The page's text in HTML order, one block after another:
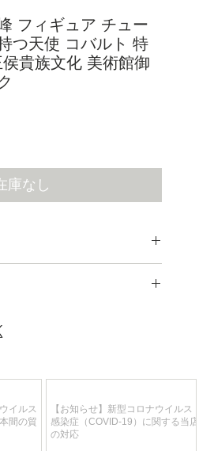
フィギュア チュー
つ天使 コバルト 特
貴族文化 美術館御
庫なし
Flickr Photo Gallery】
イルス
間の貿
【お知らせ】新型コロナウイルス
感染症（COVID-19）に関する当店
の対応